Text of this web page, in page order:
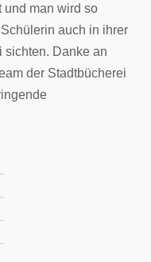
und man wird so
auch in ihrer
sichten. Danke an
der Stadtbücherei